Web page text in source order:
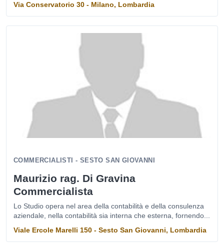
Via Conservatorio 30 - Milano, Lombardia
COMMERCIALISTI - SESTO SAN GIOVANNI
Maurizio rag. Di Gravina
Commercialista
Lo Studio opera nel area della contabilità e della consulenza
aziendale, nella contabilità sia interna che esterna, fornendo...
Viale Ercole Marelli 150 - Sesto San Giovanni, Lombardia